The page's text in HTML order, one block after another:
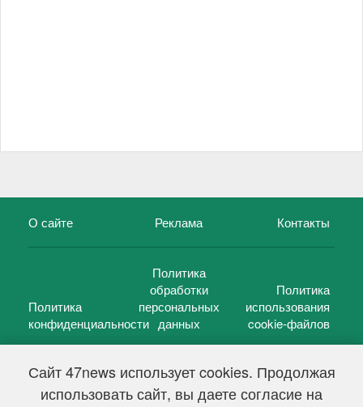
Сайт 47news использует cookies. Продолжая
использовать сайт, вы даете согласие на
О сайте Реклама Контакты
Политика
конфиденциальности
Политика
обработки
персональных
данных
Политика
использования
cookie-файлов
47 новостей (47 news)2005 — 2026 г.